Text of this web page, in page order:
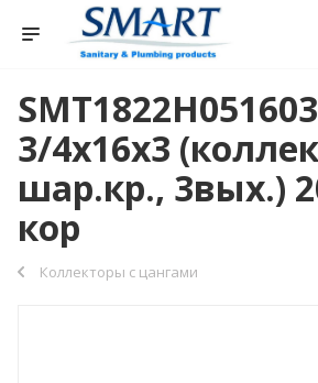
3/4x16x3
шар.кр., 3вых.)
кор
Коллекторы с цангами